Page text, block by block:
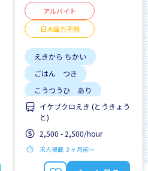
アルバイト
日本語力不問
えきから ちかい
ごはん つき
こうつうひ あり
りれきしょ なし
がいこくじんが いる
ざんぎょう すくない
みじかい あいだの しご
イケブクロえき (とうきょう
と)
2,500 - 2,500/hour
求人掲載 ３ヶ月前〜